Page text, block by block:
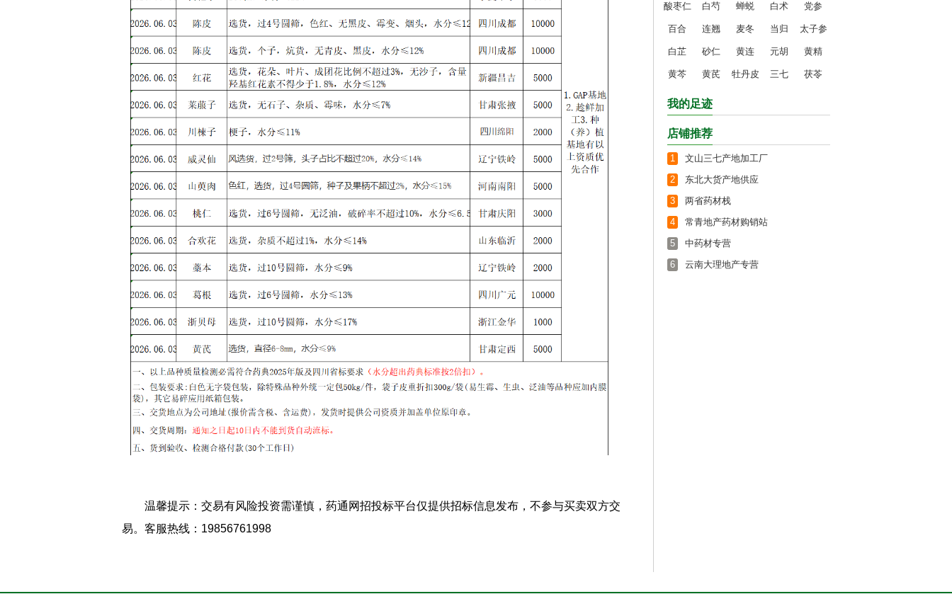
温馨提示：交易有风险投资需谨慎，药通网招投标平台仅提供招标信息发布，不参与买卖双方交
易。客服热线：19856761998
酸枣仁 白芍 蝉蜕 白术 党参
百合 连翘 麦冬 当归 太子参
白芷 砂仁 黄连 元胡 黄精
黄芩 黄芪 牡丹皮 三七 茯苓
我的足迹
店铺推荐
1
文山三七产地加工厂
2
东北大货产地供应
3
两省药材栈
4
常青地产药材购销站
5
中药材专营
6
云南大理地产专营